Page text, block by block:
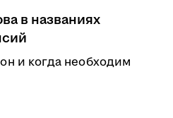
в названиях
и когда необходим